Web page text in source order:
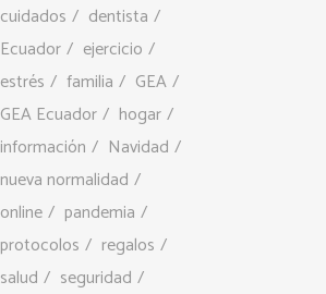
cuidados
dentista
Ecuador
ejercicio
estrés
familia
GEA
GEA Ecuador
hogar
información
Navidad
nueva normalidad
online
pandemia
protocolos
regalos
salud
seguridad